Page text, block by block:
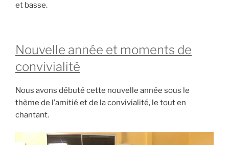
et basse.
Nouvelle année et moments de
convivialité
Nous avons débuté cette nouvelle année sous le
thème de l’amitié et de la convivialité, le tout en
chantant.